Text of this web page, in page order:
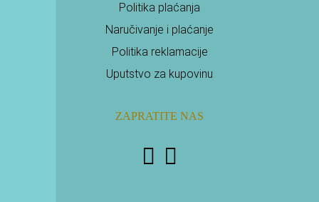
Politika plaćanja
Naručivanje i plaćanje
Politika reklamacije
Uputstvo za kupovinu
ZAPRATITE NAS